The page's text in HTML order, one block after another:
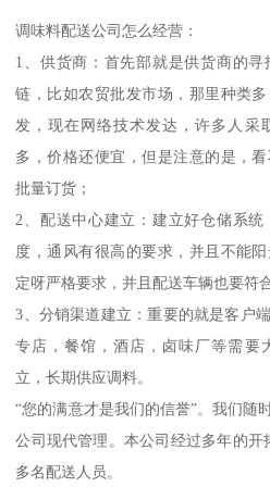
调味料配送公司怎么经营：
1、供货商：首先部就是供货商的
链，比如农贸批发市场，那里种类
发，现在网络技术发达，许多人采
多，价格还便宜，但是注意的是，
批量订货；
2、配送中心建立：建立好仓储系
度，通风有很高的要求，并且不能
定呀严格要求，并且配送车辆也要符
3、分销渠道建立：重要的就是客户
专店，餐馆，酒店，卤味厂等需要
立，长期供应调料。
“您的满意才是我们的信誉”。我们随
公司现代管理。本公司经过多年的开
多名配送人员。